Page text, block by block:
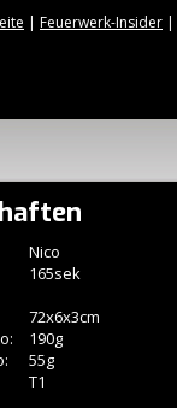
| Feuerwerk-Insider |
Nico
165sek
72x6x3cm
190g
55g
T1